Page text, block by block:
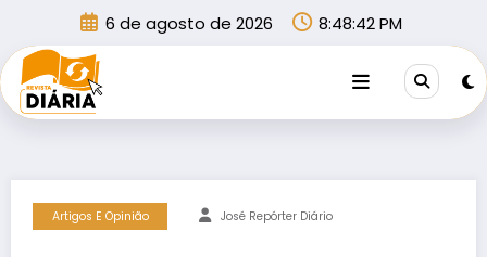
conteúdo
6 de agosto de 2026 8:48:42 PM
Artigos E Opinião José Repórter Diário